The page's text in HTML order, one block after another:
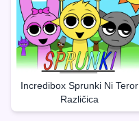
Incredibox Sprunki Ni Teror
Različica